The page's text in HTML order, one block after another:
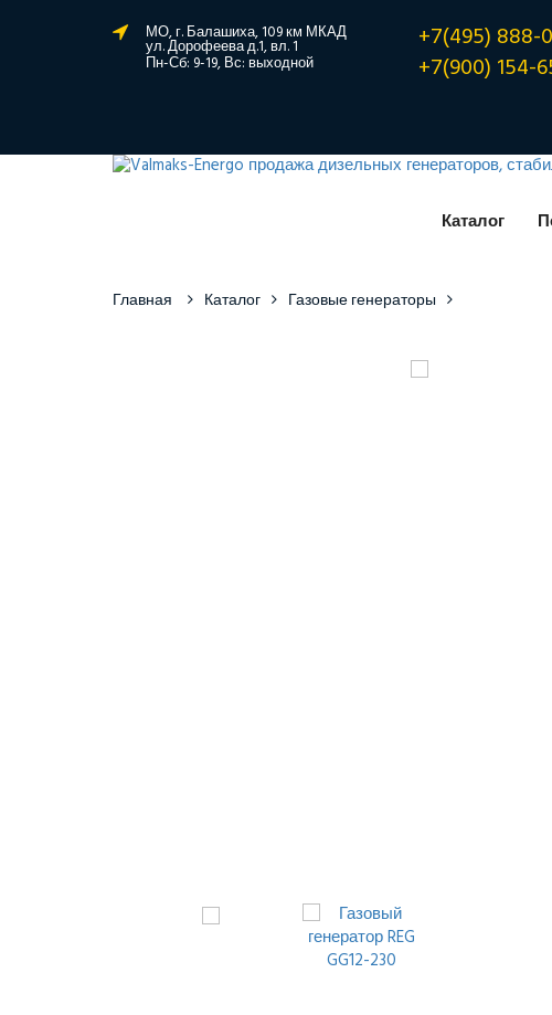
МО, г. Балашиха, 109 км МКАД
ул. Дорофеева д.1, вл. 1
Пн-Сб: 9-19, Вс: выходной
+7(495) 888-
+7(900) 154-
Каталог
Главная Каталог Газовые генераторы